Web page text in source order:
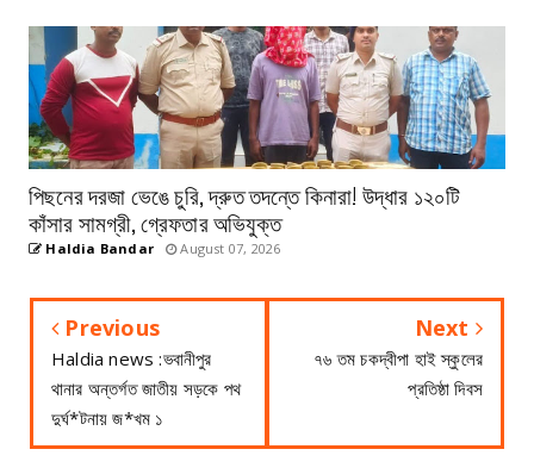
পিছনের দরজা ভেঙে চুরি, দ্রুত তদন্তে কিনারা! উদ্ধার ১২০টি
কাঁসার সামগ্রী, গ্রেফতার অভিযুক্ত
Haldia Bandar August 07, 2026
Previous
Haldia news :ভবানীপুর
থানার অন্তর্গত জাতীয় সড়কে পথ
দুর্ঘ*টনায় জ*খম ১
Next
৭৬ তম চকদ্বীপা হাই স্কুলের
প্রতিষ্ঠা দিবস